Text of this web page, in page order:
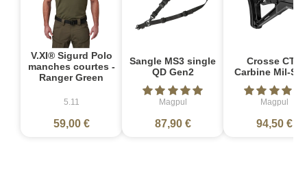
V.XI® Sigurd Polo
manches courtes -
Ranger Green
5.11
59,00 €
Sangle MS3 single
QD Gen2
Magpul
87,90 €
Crosse CTR
Carbine Mil-
Magpul
94,50 €